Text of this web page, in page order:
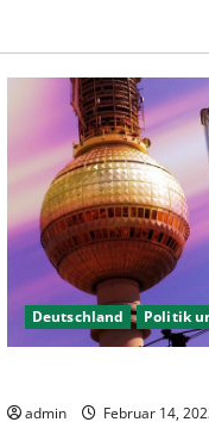
Deutschland Politik
admin Februar 14,